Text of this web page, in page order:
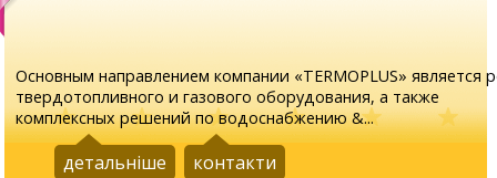
Основным направлением компании «TERMOPLUS» является
твердотопливного и газового оборудования, а также
комплексных решений по водоснабжению &...
детальніше контакти